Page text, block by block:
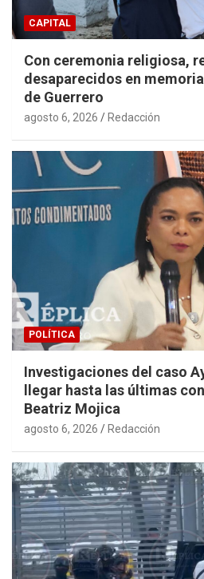
CAPITAL
Con ceremonia religiosa,
desaparecidos en
de Guerrero
agosto 6, 2026 Redacción
POLÍTICA
Investigaciones del caso
llegar hasta las últimas
Beatriz Mojica
agosto 6, 2026 Redacción